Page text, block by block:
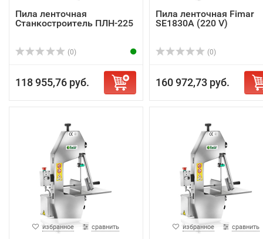
Пила ленточная
Станкостроитель ПЛН-225
(0)
118 955,76 руб.
Пила ленточная Fimar
SE1830A (220 V)
(0)
160 972,73 руб.
избранное сравнить избранное сравнить